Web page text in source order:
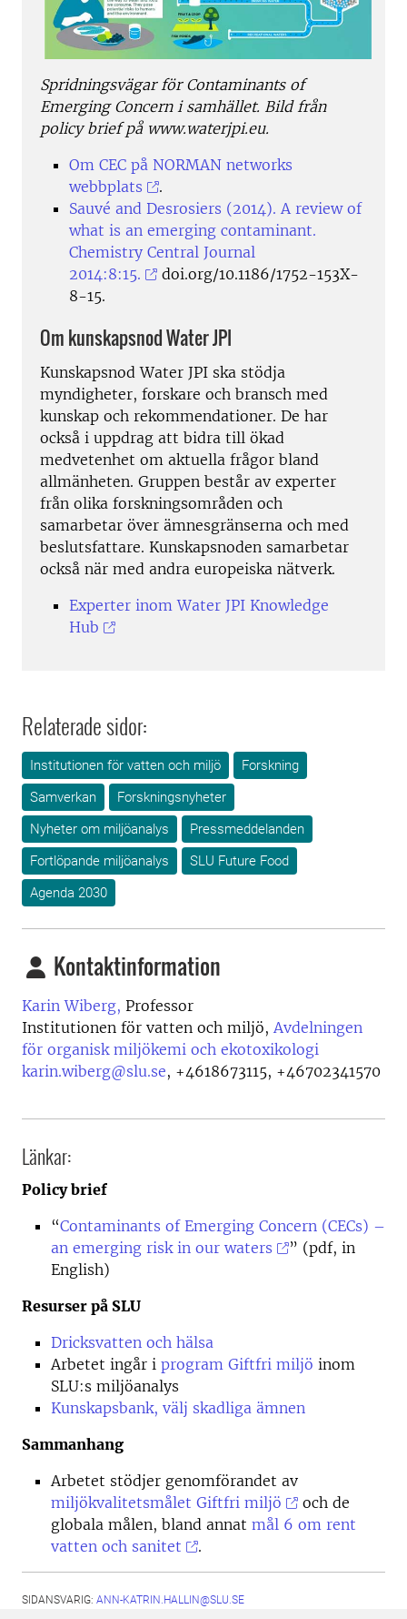
Spridningsvägar för Contaminants of
Emerging Concern i samhället. Bild från
policy brief på www.waterjpi.eu.
Om CEC på NORMAN networks
webbplats
.
Sauvé and Desrosiers (2014). A review of
what is an emerging contaminant.
Chemistry Central Journal
2014:8:15.
doi.org/10.1186/1752-153X-
8-15.
Om kunskapsnod Water JPI
Kunskapsnod Water JPI ska stödja
myndigheter, forskare och bransch med
kunskap och rekommendationer. De har
också i uppdrag att bidra till ökad
medvetenhet om aktuella frågor bland
allmänheten. Gruppen består av experter
från olika forskningsområden och
samarbetar över ämnesgränserna och med
beslutsfattare. Kunskapsnoden samarbetar
också när med andra europeiska nätverk.
Experter inom Water JPI Knowledge
Hub
Relaterade sidor:
Institutionen för vatten och miljö
Forskning
Samverkan
Forskningsnyheter
Nyheter om miljöanalys
Pressmeddelanden
Fortlöpande miljöanalys
SLU Future Food
Agenda 2030
Kontaktinformation
Karin Wiberg, Professor
Institutionen för vatten och miljö, Avdelningen
för organisk miljökemi och ekotoxikologi
karin.wiberg@slu.se, +4618673115, +46702341570
Länkar:
Policy brief
“Contaminants of Emerging Concern (CECs) –
an emerging risk in our waters
” (pdf, in
English)
Resurser på SLU
Dricksvatten och hälsa
Arbetet ingår i program Giftfri miljö inom
SLU:s miljöanalys
Kunskapsbank, välj skadliga ämnen
Sammanhang
Arbetet stödjer genomförandet av
miljökvalitetsmålet Giftfri miljö
och de
globala målen, bland annat mål 6 om rent
vatten och sanitet
.
SIDANSVARIG: ANN-KATRIN.HALLIN@SLU.SE